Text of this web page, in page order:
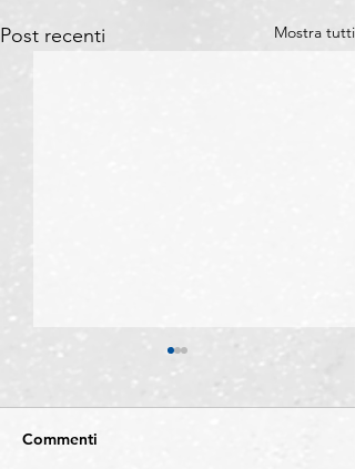
Post recenti Mostra tutti
Commenti